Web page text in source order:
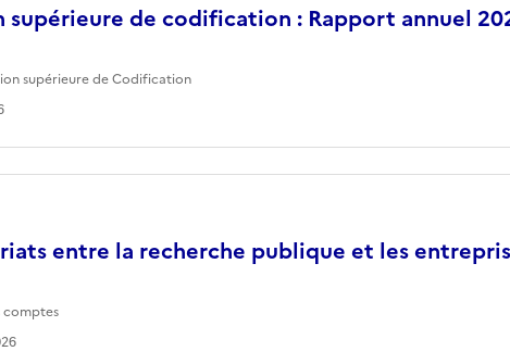
supérieure de codification : Rapport annuel
supérieure de Codification
entre la recherche publique et les
comptes